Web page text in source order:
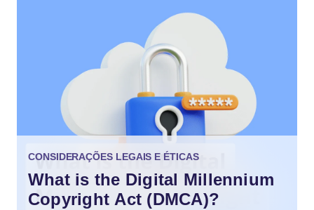
CONSIDERAÇÕES LEGAIS E ÉTICAS
What is the Digital Millennium
Copyright Act (DMCA)?